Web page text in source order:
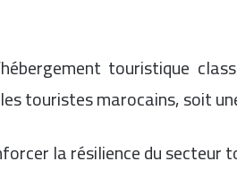
touristique
touristes marocains, soit
la résilience du secteur